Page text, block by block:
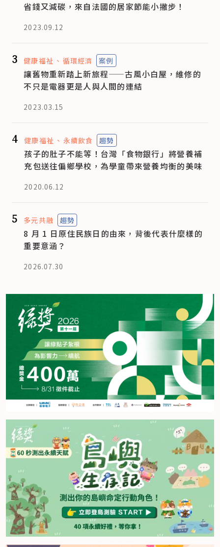
省錢又減碳，來自法國的居家節能小撇步！
2023.09.12
3 健康福祉 循環經濟 案例
讓舊物重新踏上新旅程——古風小白屋，維修的
不只是電器更是人與人間的連結
2023.03.15
4 健康福祉 永續飲食 趨勢
孩子的肚子不能等！台灣「食物銀行」將營養補
充包送往偏鄉學校，為學童帶來營養均衡的美味
2020.06.12
5 多元共融 趨勢
8 月 1 日原住民族日的由來，背後代表什麼樣的
重要意涵？
2026.07.30